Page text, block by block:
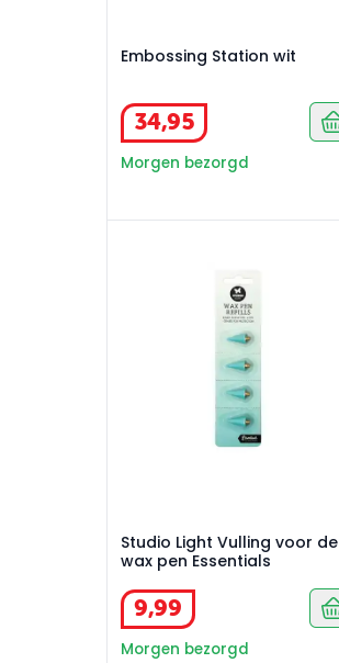
Embossing Station wit
34,95
Morgen bezorgd
Studio Light Vulling voor de
wax pen Essentials
9,99
Morgen bezorgd